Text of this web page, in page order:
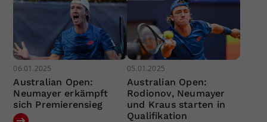
06.01.2025
Australian Open:
Neumayer erkämpft
sich Premierensieg
05.01.2025
Australian Open:
Rodionov, Neumayer
und Kraus starten in
Qualifikation